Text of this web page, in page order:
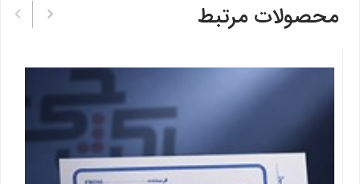
محصولات مرتبط